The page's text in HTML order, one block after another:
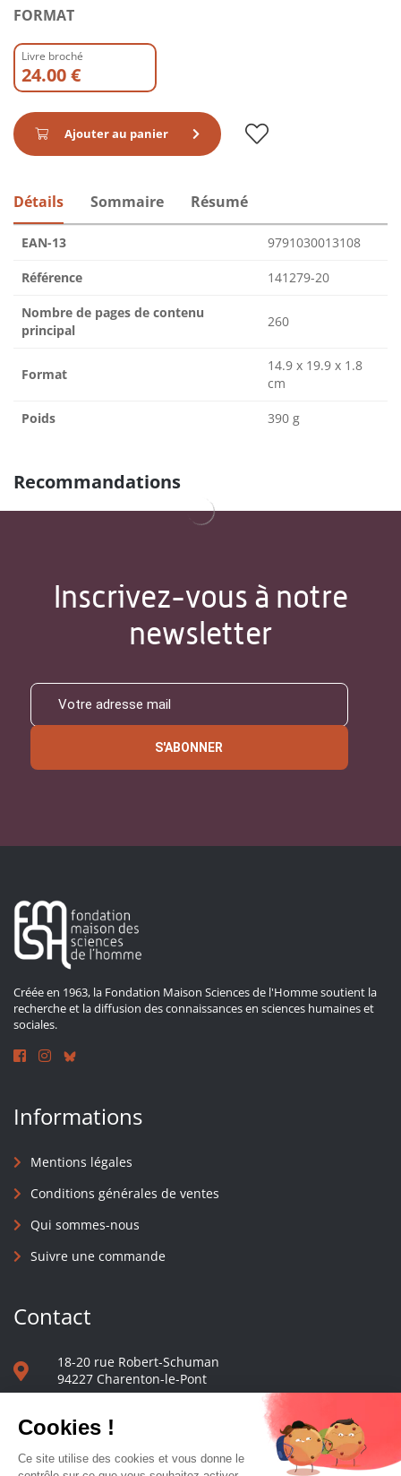
FORMAT
Livre broché
24.00 €
Ajouter au panier
Détails Sommaire Résumé
EAN-13 9791030013108
Référence 141279-20
Nombre de pages de contenu
principal
260
Format
14.9 x 19.9 x 1.8
cm
Poids 390 g
Recommandations
Inscrivez-vous à notre
newsletter
S'ABONNER
Créée en 1963, la Fondation Maison Sciences de l'Homme soutient la
recherche et la diffusion des connaissances en sciences humaines et
sociales.
Informations
Mentions légales
Conditions générales de ventes
Qui sommes-nous
Suivre une commande
Contact
18-20 rue Robert-Schuman
94227 Charenton-le-Pont